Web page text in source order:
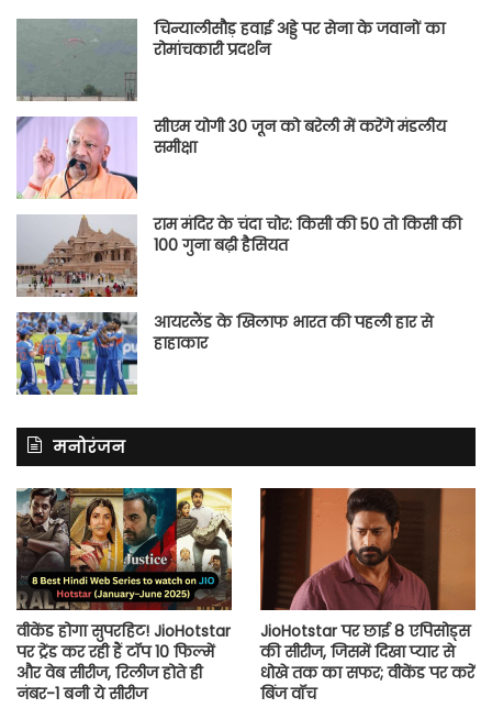
चिन्यालीसौड़ हवाई अड्डे पर सेना के जवानों का
रोमांचकारी प्रदर्शन
सीएम योगी 30 जून को बरेली में करेंगे मंडलीय
समीक्षा
राम मंदिर के चंदा चोर: किसी की 50 तो किसी की
100 गुना बढ़ी हैसियत
आयरलैंड के खिलाफ भारत की पहली हार से
हाहाकार
मनोरंजन
वीकेंड होगा सुपरहिट! JioHotstar
पर ट्रेंड कर रही हैं टॉप 10 फिल्में
और वेब सीरीज, रिलीज होते ही
नंबर-1 बनी ये सीरीज
JioHotstar पर छाई 8 एपिसोड्स
की सीरीज, जिसमें दिखा प्यार से
धोखे तक का सफर; वीकेंड पर करें
बिंज वॉच